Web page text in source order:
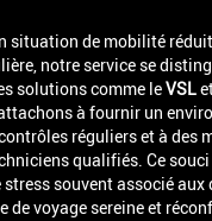
situation de mobilité
notre service se
solutions comme leVSL
à fournir un
réguliers et à des
qualifiés. Ce
souvent associé aux
de voyage sereine et